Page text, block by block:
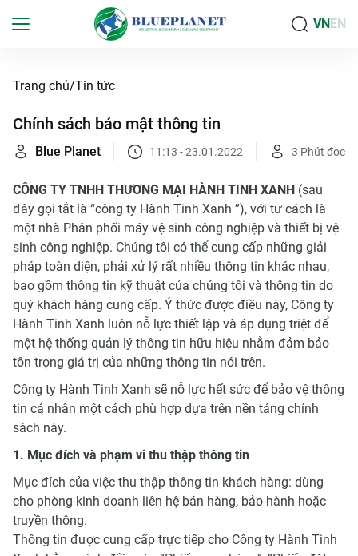
VNEN
Trang chủ Tin tức
Chính sách bảo mật thông tin
Blue Planet 11:13 - 23.01.2022 3 Phút đọc
CÔNG TY TNHH THƯƠNG MẠI HÀNH TINH XANH (sau
đây gọi tắt là “công ty Hành Tinh Xanh ”), với tư cách là
một nhà Phân phối máy vệ sinh công nghiệp và thiết bị vệ
sinh công nghiệp. Chúng tôi có thể cung cấp những giải
pháp toàn diện, phải xử lý rất nhiều thông tin khác nhau,
bao gồm thông tin kỹ thuật của chúng tôi và thông tin do
quý khách hàng cung cấp. Ý thức được điều này, Công ty
Hành Tinh Xanh luôn nỗ lực thiết lập và áp dụng triệt để
một hệ thống quản lý thông tin hữu hiệu nhằm đảm bảo
tôn trọng giá trị của những thông tin nói trên.
Công ty Hành Tinh Xanh sẽ nỗ lực hết sức để bảo vệ thông
tin cá nhân một cách phù hợp dựa trên nền tảng chính
sách này.
1. Mục đích và phạm vi thu thập thông tin
Mục đích của việc thu thập thông tin khách hàng: dùng
cho phòng kinh doanh liên hệ bán hàng, bảo hành hoặc
truyền thông.
Thông tin được cung cấp trực tiếp cho Công ty Hành Tinh